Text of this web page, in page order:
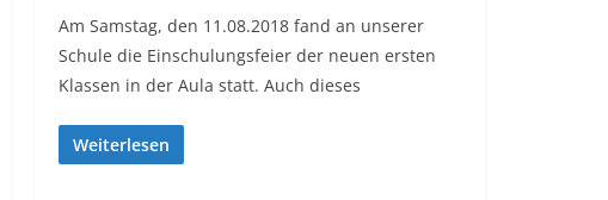
Am Samstag, den 11.08.2018 fand an unserer
Schule die Einschulungsfeier der neuen ersten
Klassen in der Aula statt. Auch dieses
Weiterlesen